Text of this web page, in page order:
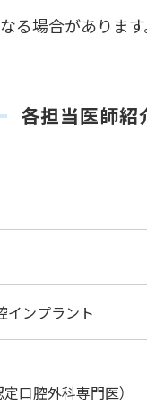
る場合があります
各担当医師紹
5
インプラント
口腔外科専門医）